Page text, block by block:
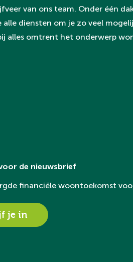
van ons team. Onder één
alle diensten om je zo veel
alles omtrent het onderwerp
de nieuwsbrief
financiële woontoekomst
je in